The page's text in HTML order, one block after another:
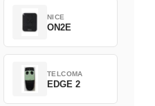
NICE
ON2E
TELCOMA
EDGE 2